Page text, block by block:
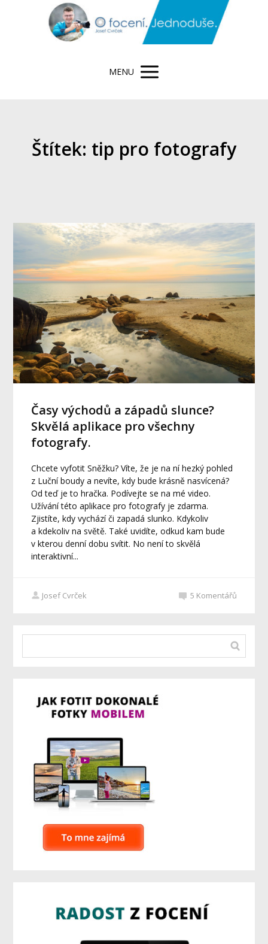
MENU
Štítek: tip pro fotografy
Časy východů a západů slunce?
Skvělá aplikace pro všechny
fotografy.
Chcete vyfotit Sněžku? Víte, že je na ní hezký pohled
z Luční boudy a nevíte, kdy bude krásně nasvícená?
Od teď je to hračka. Podívejte se na mé video.
Užívání této aplikace pro fotografy je zdarma.
Zjistíte, kdy vychází či zapadá slunko. Kdykoliv
a kdekoliv na světě. Také uvidíte, odkud kam bude
v kterou denní dobu svítit. No není to skvělá
interaktivní...
Josef Cvrček 5 Komentářů